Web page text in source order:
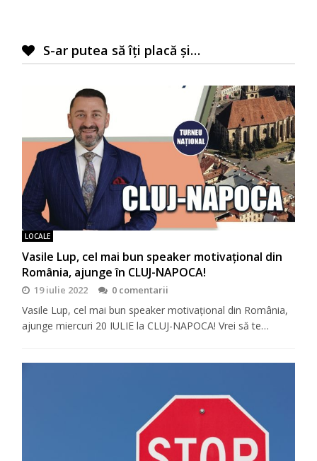
S-ar putea să îți placă și…
LOCALE
Vasile Lup, cel mai bun speaker motivaţional din
România, ajunge în CLUJ-NAPOCA!
19 iulie 2022 0 comentarii
Vasile Lup, cel mai bun speaker motivaţional din România,
ajunge miercuri 20 IULIE la CLUJ-NAPOCA! Vrei să te…